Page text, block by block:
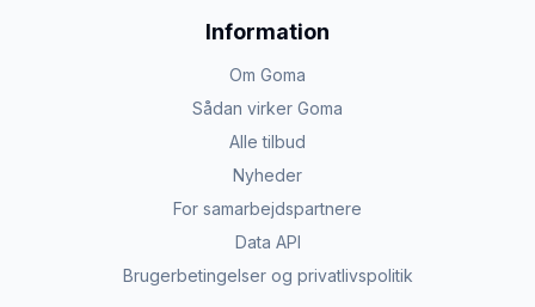
Information
Om Goma
Sådan virker Goma
Alle tilbud
Nyheder
For samarbejdspartnere
Data API
Brugerbetingelser og privatlivspolitik